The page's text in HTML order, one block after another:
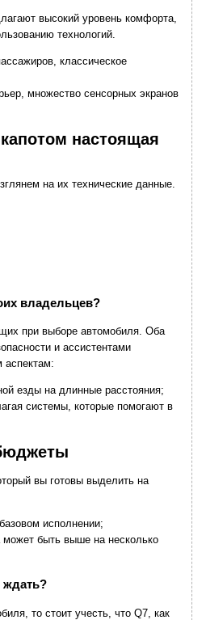
высокий уровень комфорта,
технологий.
классическое
множество сенсорных экранов
настоящая
на их технические данные.
владельцев?
при выборе автомобиля. Оба
и ассистентами
езды на длинные расстояния;
системы, которые помогают в
вы готовы выделить на
исполнении;
может быть выше на несколько
ждать?
то стоит учесть, что Q7, как